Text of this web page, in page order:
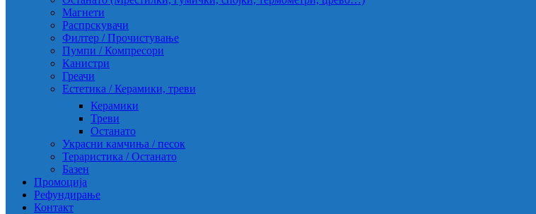
Магнети
Распрскувачи
Филтер / Прочистување
Пумпи / Компресори
Канистри
Греачи
Естетика / Керамики, треви
Керамики
Треви
Останато
Украсни камчиња / песок
Тераристика / Останато
Базен
Промоција
Рефундирање
Контакт